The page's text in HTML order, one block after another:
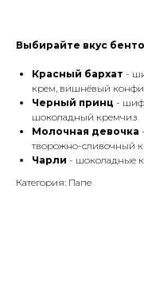
Выбирайте вкус
Красный бархат -
крем, вишнёвый конфи
Черный принц -
шоколадный кремчиз
Молочная девочка
творожно-сливочный
Чарли - шоколадные
Категория: Папе